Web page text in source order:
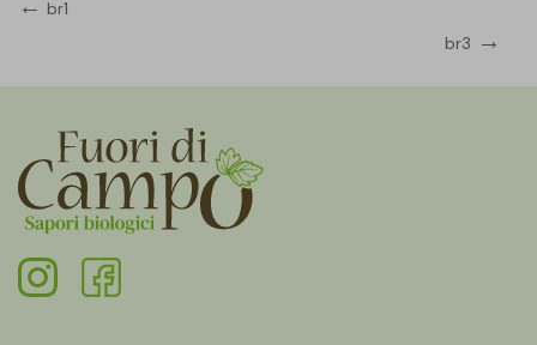
Navigazione
articoli
Previous
br1
br3